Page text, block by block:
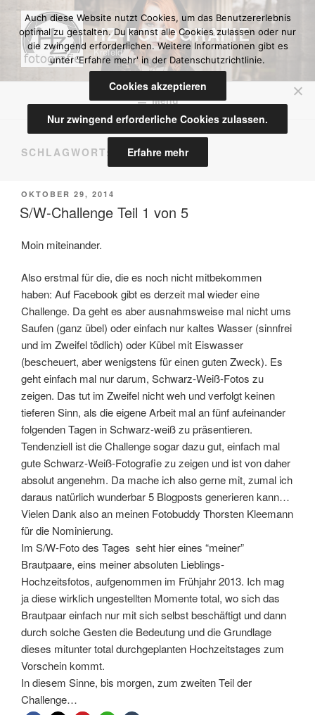
springen
HZ-FOTOGRAFIE
Krefeld
Menü
SCHLAGWORT: BRAUTPAAR
VERÖFFENTLICHT
AM
OKTOBER 29, 2014
S/W-Challenge Teil 1 von 5
Moin miteinander.
Also erstmal für die, die es noch nicht mitbekommen
haben: Auf Facebook gibt es derzeit mal wieder eine
Challenge. Da geht es aber ausnahmsweise mal nicht ums
Saufen (ganz übel) oder einfach nur kaltes Wasser (sinnfrei
und im Zweifel tödlich) oder Kübel mit Eiswasser
(bescheuert, aber wenigstens für einen guten Zweck). Es
geht einfach mal nur darum, Schwarz-Weiß-Fotos zu
zeigen. Das tut im Zweifel nicht weh und verfolgt keinen
tieferen Sinn, als die eigene Arbeit mal an fünf aufeinander
folgenden Tagen in Schwarz-weiß zu präsentieren.
Tendenziell ist die Challenge sogar dazu gut, einfach mal
gute Schwarz-Weiß-Fotografie zu zeigen und ist von daher
absolut angenehm. Da mache ich also gerne mit, zumal ich
daraus natürlich wunderbar 5 Blogposts generieren kann…
Vielen Dank also an meinen Fotobuddy Thorsten Kleemann
für die Nominierung.
Im S/W-Foto des Tages seht hier eines “meiner”
Brautpaare, eins meiner absoluten Lieblings-
Hochzeitsfotos, aufgenommen im Frühjahr 2013. Ich mag
ja diese wirklich ungestellten Momente total, wo sich das
Brautpaar einfach nur mit sich selbst beschäftigt und dann
durch solche Gesten die Bedeutung und die Grundlage
dieses mitunter total durchgeplanten Hochzeitstages zum
Vorschein kommt.
In diesem Sinne, bis morgen, zum zweiten Teil der
Challenge…
Auch diese Website nutzt Cookies, um das Benutzererlebnis
optimal zu gestalten. Du kannst alle Cookies zulassen oder nur
die zwingend erforderlichen. Weitere Informationen gibt es
unter 'Erfahre mehr' in der Datenschutzrichtlinie.
Cookies akzeptieren
Nur zwingend erforderliche Cookies zulassen.
Erfahre mehr